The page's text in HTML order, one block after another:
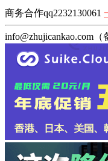
商务合作qq2232130061
info@zhujicankao.com（